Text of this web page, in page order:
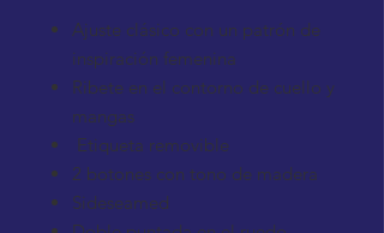
Ajuste clásico con un patrón de
inspiración femenina
Ribete en el contorno de cuello y
mangas
Etiqueta removible
2 botones con tono de madera
Sideseamed